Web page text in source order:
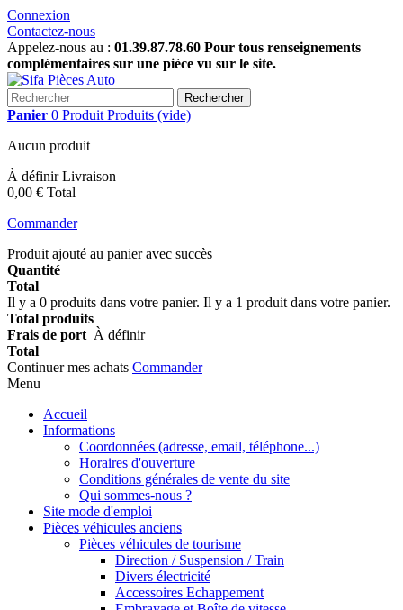
Connexion
Contactez-nous
Appelez-nous au : 01.39.87.78.60 Pour tous renseignements
complémentaires sur une pièce vu sur le site.
Rechercher
Panier 0 Produit Produits (vide)
Aucun produit
À définirLivraison
0,00 € Total
Commander
Produit ajouté au panier avec succès
Quantité
Total
Il y a 0 produits dans votre panier. Il y a 1 produit dans votre panier.
Total produits
Frais de port À définir
Total
Continuer mes achats Commander
Menu
Accueil
Informations
Coordonnées (adresse, email, téléphone...)
Horaires d'ouverture
Conditions générales de vente du site
Qui sommes-nous ?
Site mode d'emploi
Pièces véhicules anciens
Pièces véhicules de tourisme
Direction / Suspension / Train
Divers électricité
Accessoires Echappement